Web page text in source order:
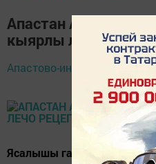
Апастан Алия
кыярлы лечо
Апастово-информ, 12
Ясалышы гади, үзе тәмле